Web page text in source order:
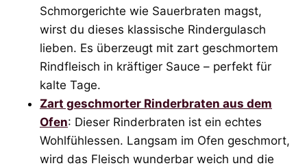
Schmorgerichte wie Sauerbraten magst,
wirst du dieses klassische Rindergulasch
lieben. Es überzeugt mit zart geschmortem
Rindfleisch in kräftiger Sauce – perfekt für
kalte Tage.
Zart geschmorter Rinderbraten aus dem
Ofen: Dieser Rinderbraten ist ein echtes
Wohlfühlessen. Langsam im Ofen geschmort,
wird das Fleisch wunderbar weich und die